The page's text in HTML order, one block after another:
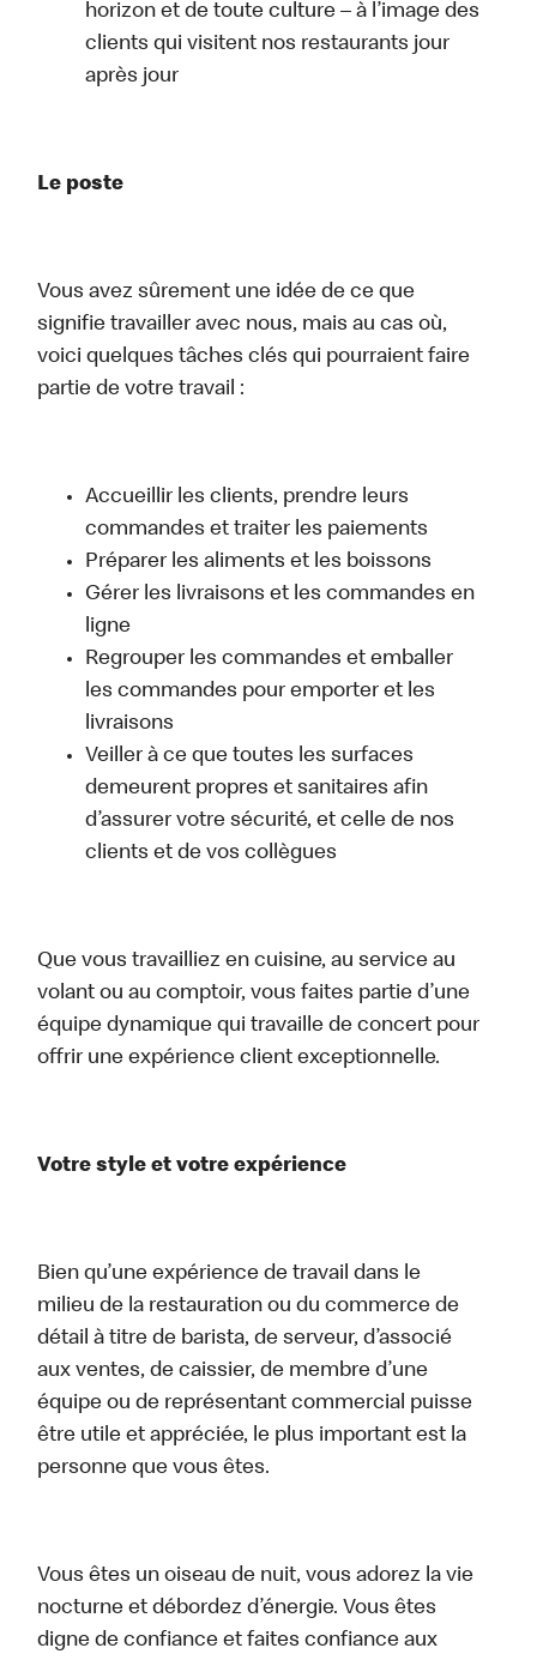
horizon et de toute culture – à l’image des
clients qui visitent nos restaurants jour
après jour
Le poste
Vous avez sûrement une idée de ce que
signifie travailler avec nous, mais au cas où,
voici quelques tâches clés qui pourraient faire
partie de votre travail :
Accueillir les clients, prendre leurs
commandes et traiter les paiements
Préparer les aliments et les boissons
Gérer les livraisons et les commandes en
ligne
Regrouper les commandes et emballer
les commandes pour emporter et les
livraisons
Veiller à ce que toutes les surfaces
demeurent propres et sanitaires afin
d’assurer votre sécurité, et celle de nos
clients et de vos collègues
Que vous travailliez en cuisine, au service au
volant ou au comptoir, vous faites partie d’une
équipe dynamique qui travaille de concert pour
offrir une expérience client exceptionnelle.
Votre style et votre expérience
Bien qu’une expérience de travail dans le
milieu de la restauration ou du commerce de
détail à titre de barista, de serveur, d’associé
aux ventes, de caissier, de membre d’une
équipe ou de représentant commercial puisse
être utile et appréciée, le plus important est la
personne que vous êtes.
Vous êtes un oiseau de nuit, vous adorez la vie
nocturne et débordez d’énergie. Vous êtes
digne de confiance et faites confiance aux